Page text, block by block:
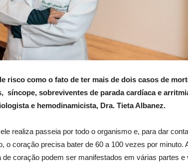
risco como o fato de ter mais de dois casos de
síncope, sobreviventes de parada cardíaca e
e hemodinamicista, Dra. Tieta Albanez.
realiza passeia por todo o organismo e, para dar
o coração precisa bater de 60 a 100 vezes por minuto.
coração podem ser manifestados em várias partes e